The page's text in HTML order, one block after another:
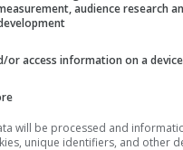
muncă pe care
din România, Bogdan
care îi încurajează pe
audience research
or access information on a device
will be processed and
unique identifiers, and other